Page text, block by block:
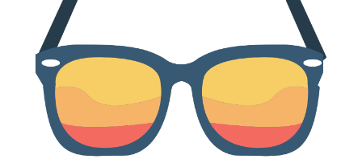
Doordat de percelen achter het huis haaks erop liggen, is de tuin
erg vrij gelegen, dus je geniet hier volop privacy. De tuin is
prachtig aangelegd met een pergola waardoor je nog meer diepte
ervaart in de tuin. De pergola is begroeid met blauwe regen en
over de schuttingen bloeien prachtige clematissen. Achter in de
tuin staat een heerlijke overkapping, een verlengstuk van je
leefruimte en een haardhoutopslag voor de houtkachel. Door de
diverse beplanting, vele bloemen en overkapping achter op het
perceel waan je je hier echt op vakantie.